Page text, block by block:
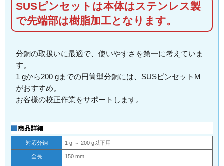
SUSピンセットは本体はステンレス製
で先端部は樹脂加工となります。
分銅の取扱いに最適で、使いやすさを第一に考えていま
す。
1 gから200 gまでの円筒型分銅には、SUSピンセットM
がおすすめ。
お客様の校正作業をサポートします。
対応分銅 1 g ～ 200 g以下用
全長 150 mm